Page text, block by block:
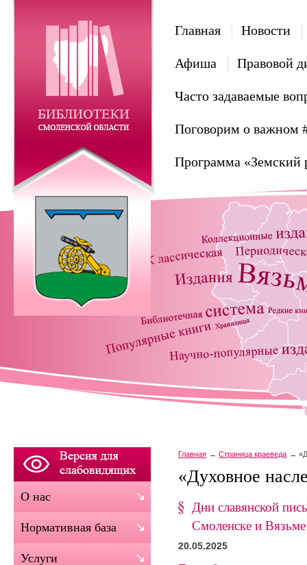
Главная Новости
Афиша Правовой
Часто задаваемые
Поговорим о важном
Программа «Земский
Главная Страница краеведа
«Духовное
Дни славянской
Смоленске и Вязьме
20.05.2025
О нас
Нормативная база
Услуги